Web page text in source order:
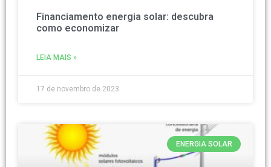
Financiamento energia solar: descubra
como economizar
LEIA MAIS »
17 de novembro de 2023
ENERGIA SOLAR